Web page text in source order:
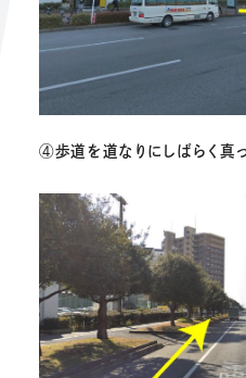
④歩道を道なりにしばらく真